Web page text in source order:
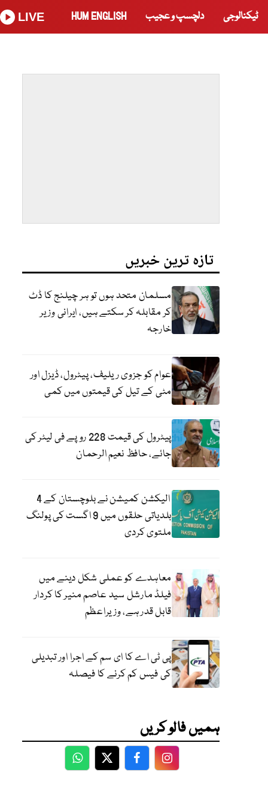
ٹیکنالوجی دلچسپ و عجیب HUM ENGLISH
LIVE
تازہ ترین خبریں
مسلمان متحد ہوں تو ہر چیلنج کا ڈٹ
کر مقابلہ کر سکتے ہیں، ایرانی وزیر
خارجہ
عوام کو جزوی ریلیف، پیٹرول، ڈیزل اور
مٹی کے تیل کی قیمتوں میں کمی
پیٹرول کی قیمت 228 روپے فی لیٹر کی
جائے، حافظ نعیم الرحمان
الیکشن کمیشن نے بلوچستان کے 4
بلدیاتی حلقوں میں 9 اگست کی پولنگ
ملتوی کردی
معاہدے کو عملی شکل دینے میں
فیلڈ مارشل سید عاصم منیر کا کردار
قابل قدر ہے، وزیراعظم
پی ٹی اے کا ای سم کے اجرا اور تبدیلی
کی فیس کم کرنے کا فیصلہ
ہمیں فالو کریں
WhatsApp
TwitterFacebookFacebook